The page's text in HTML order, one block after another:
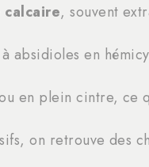
, souvent
à absidioles en
en plein cintre, ce
on retrouve des